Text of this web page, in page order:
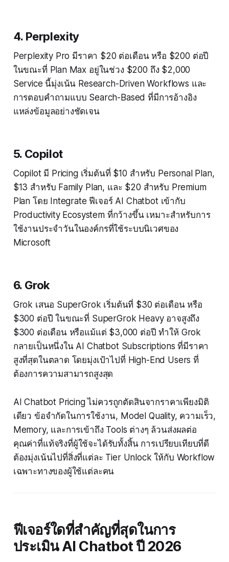
4. Perplexity
Perplexity Pro มีราคา $20 ต่อเดือน หรือ $200 ต่อปี
ในขณะที่ Plan Max อยู่ในช่วง $200 ถึง $2,000
Service นี้มุ่งเน้น Research-Driven Workflows และ
การตอบคำถามแบบ Search-Based ที่มีการอ้างอิง
แหล่งข้อมูลอย่างชัดเจน
5. Copilot
Copilot มี Pricing เริ่มต้นที่ $10 สำหรับ Personal Plan,
$13 สำหรับ Family Plan, และ $20 สำหรับ Premium
Plan โดย Integrate ฟีเจอร์ AI Chatbot เข้ากับ
Productivity Ecosystem ที่กว้างขึ้น เหมาะสำหรับการ
ใช้งานประจำวันในองค์กรที่ใช้ระบบนิเวศของ
Microsoft
6. Grok
Grok เสนอ SuperGrok เริ่มต้นที่ $30 ต่อเดือน หรือ
$300 ต่อปี ในขณะที่ SuperGrok Heavy อาจสูงถึง
$300 ต่อเดือน หรือแม้แต่ $3,000 ต่อปี ทำให้ Grok
กลายเป็นหนึ่งใน AI Chatbot Subscriptions ที่มีราคา
สูงที่สุดในตลาด โดยมุ่งเป้าไปที่ High-End Users ที่
ต้องการความสามารถสูงสุด
AI Chatbot Pricing ไม่ควรถูกตัดสินจากราคาเพียงมิติ
เดียว ข้อจำกัดในการใช้งาน, Model Quality, ความเร็ว,
Memory, และการเข้าถึง Tools ต่างๆ ล้วนส่งผลต่อ
คุณค่าที่แท้จริงที่ผู้ใช้จะได้รับทั้งสิ้น การเปรียบเทียบที่ดี
ต้องมุ่งเน้นไปที่สิ่งที่แต่ละ Tier Unlock ให้กับ Workflow
เฉพาะทางของผู้ใช้แต่ละคน
ฟีเจอร์ใดที่สำคัญที่สุดในการ
ประเมิน AI Chatbot ปี 2026